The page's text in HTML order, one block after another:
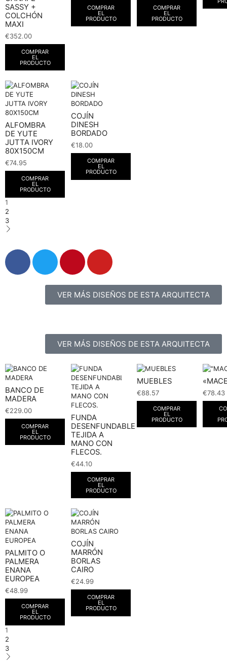
SASSY +
COLCHÓN
MAXI
€352.00
COMPRAR
EL
PRODUCTO
COMPRAR
EL
PRODUCTO
COMPRAR
EL
PRODUCTO
ALFOMBRA
DE YUTE
JUTTA IVORY
80X150CM
€74.95
COMPRAR
EL
PRODUCTO
COJÍN
DINESH
BORDADO
€18.00
COMPRAR
EL
PRODUCTO
1
2
3
VER MÁS DISEÑOS DE ESTA ARQUITECTA
VER MÁS DISEÑOS DE ESTA ARQUITECTA
BANCO DE
MADERA
€229.00
COMPRAR
EL
PRODUCTO
FUNDA
DESENFUNDABLE
TEJIDA A
MANO CON
FLECOS.
€44.10
COMPRAR
EL
PRODUCTO
MUEBLES
€88.57
COMPRAR
EL
PRODUCTO
€78.43
PALMITO O
PALMERA
ENANA
EUROPEA
€48.99
COMPRAR
EL
PRODUCTO
COJÍN
MARRÓN
BORLAS
CAIRO
€24.99
COMPRAR
EL
PRODUCTO
1
2
3